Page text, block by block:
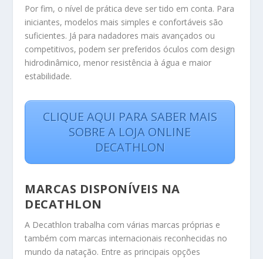
Por fim, o nível de prática deve ser tido em conta. Para
iniciantes, modelos mais simples e confortáveis são
suficientes. Já para nadadores mais avançados ou
competitivos, podem ser preferidos óculos com design
hidrodinâmico, menor resistência à água e maior
estabilidade.
CLIQUE AQUI PARA SABER MAIS
SOBRE A LOJA ONLINE
DECATHLON
MARCAS DISPONÍVEIS NA
DECATHLON
A Decathlon trabalha com várias marcas próprias e
também com marcas internacionais reconhecidas no
mundo da natação. Entre as principais opções